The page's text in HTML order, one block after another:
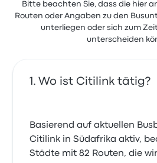
Bitte beachten Sie, dass die hier
Routen oder Angaben zu den
unterliegen oder sich zum
unterscheiden
Wo ist Citilink tätig?
Basierend auf aktuellen
Citilink in Südafrika aktiv,
Städte mit 82 Routen, die